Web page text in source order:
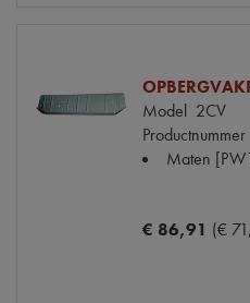
Model 2CV
Productnummer
Maten
€ 86,91 (€